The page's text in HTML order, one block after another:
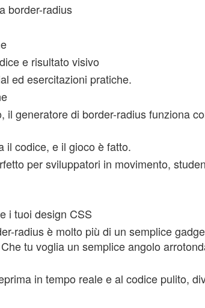
border-radius
e risultato visivo
ed esercitazioni pratiche.
il generatore di border-radius funziona
il codice, e il gioco è fatto.
per sviluppatori in movimento,
i tuoi design CSS
radius è molto più di un semplice
tu voglia un semplice angolo
in tempo reale e al codice pulito,